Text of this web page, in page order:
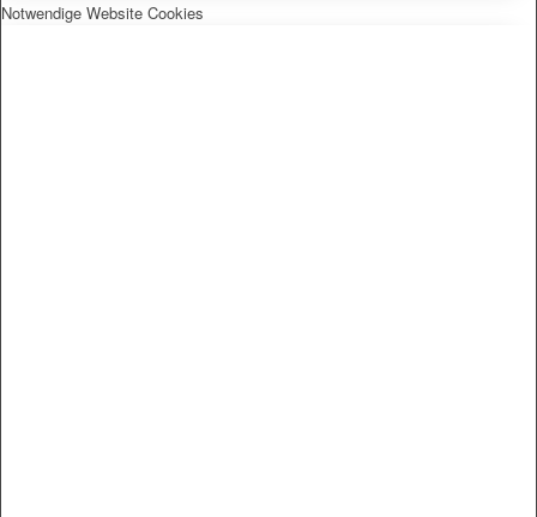
Notwendige Website Cookies